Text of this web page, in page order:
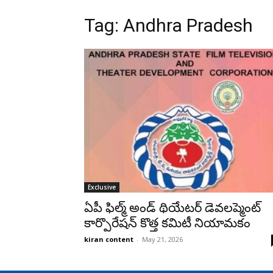
Tag: Andhra Pradesh
Exclusive
ఏపీ ఫిల్మ్ అండ్ థియేటర్ డెవలప్మెంట్
కార్పొరేషన్ కొత్త కమిటీ నియామకం
kiran content - May 21, 2026